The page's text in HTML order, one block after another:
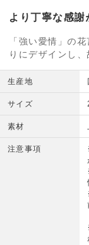
より丁寧な感
「強い愛情」の
りにデザインし
生産地
サイズ
素材
注意事項